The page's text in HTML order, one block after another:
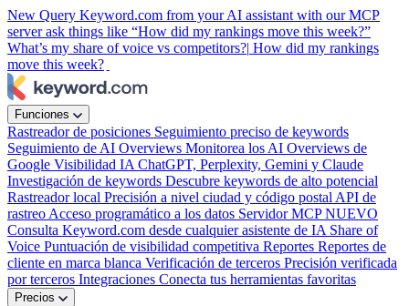
New Query Keyword.com from your AI assistant with our MCP
server ask things like “How did my rankings move this week?”
What’s my share of voice vs competitors?| How did my rankings
move this week?
Funciones
Rastreador de posiciones Seguimiento preciso de keywords
Seguimiento de AI Overviews Monitorea los AI Overviews de
Google Visibilidad IA ChatGPT, Perplexity, Gemini y Claude
Investigación de keywords Descubre keywords de alto potencial
Rastreador local Precisión a nivel ciudad y código postal API de
rastreo Acceso programático a los datos Servidor MCPNUEVO
Consulta Keyword.com desde cualquier asistente de IA Share of
Voice Puntuación de visibilidad competitiva Reportes Reportes de
cliente en marca blanca Verificación de terceros Precisión verificada
por terceros Integraciones Conecta tus herramientas favoritas
Precios